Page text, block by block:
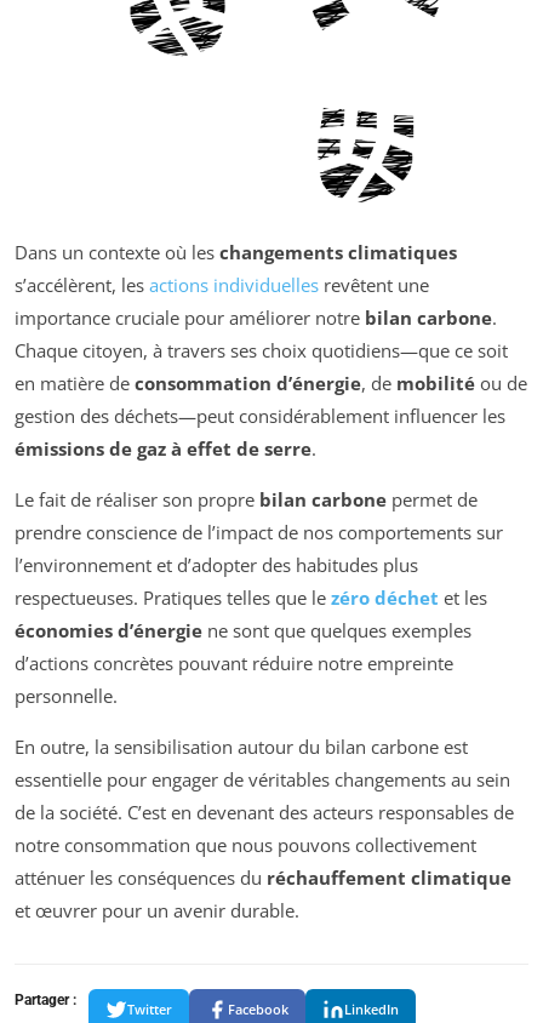
Dans un contexte où les changements climatiques
s’accélèrent, les actions individuelles revêtent une
importance cruciale pour améliorer notre bilan carbone.
Chaque citoyen, à travers ses choix quotidiens—que ce soit
en matière de consommation d’énergie, de mobilité ou de
gestion des déchets—peut considérablement influencer les
émissions de gaz à effet de serre.
Le fait de réaliser son propre bilan carbone permet de
prendre conscience de l’impact de nos comportements sur
l’environnement et d’adopter des habitudes plus
respectueuses. Pratiques telles que le zéro déchet et les
économies d’énergie ne sont que quelques exemples
d’actions concrètes pouvant réduire notre empreinte
personnelle.
En outre, la sensibilisation autour du bilan carbone est
essentielle pour engager de véritables changements au sein
de la société. C’est en devenant des acteurs responsables de
notre consommation que nous pouvons collectivement
atténuer les conséquences du réchauffement climatique
et œuvrer pour un avenir durable.
Partager :
Twitter Facebook LinkedIn